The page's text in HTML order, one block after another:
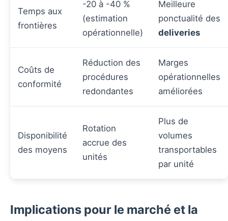
Temps aux
frontières
-20 à -40 %
(estimation
opérationnelle)
Meilleure
ponctualité des
deliveries
Coûts de
conformité
Réduction des
procédures
redondantes
Marges
opérationnelles
améliorées
Disponibilité
des moyens
Rotation
accrue des
unités
Plus de
volumes
transportables
par unité
Implications pour le marché et la